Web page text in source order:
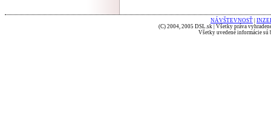
NÁVŠTEVNOSŤ
(C) 2004, 2005 DSL.sk | Všetky práva
Všetky uvedené informácie sú